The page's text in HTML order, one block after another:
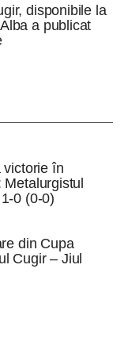
disponibile la
a publicat
victorie în
0 (0-0)
din Cupa
Cugir – Jiul